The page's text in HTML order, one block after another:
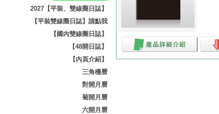
2027【平裝、雙線圈日誌】
【平裝雙線圈日誌】請點我
【國內雙線圈日誌】
【48開日誌】
【內頁介紹】
三角檯曆
對開月曆
菊開月曆
六開月曆